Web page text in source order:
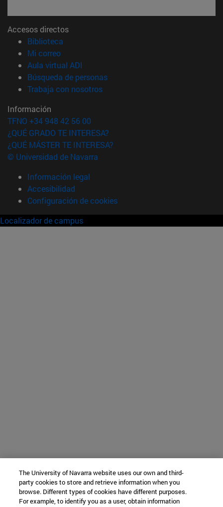
Accesos directos
Biblioteca
Mi correo(abre en nueva ventana)
Aula virtual ADI
Búsqueda de personas(abre en nueva ventana)
Trabaja con nosotros(abre en nueva ventana)
Información
TFNO +34 948 42 56 00
¿QUÉ GRADO TE INTERESA?
¿QUÉ MÁSTER TE INTERESA?
© Universidad de Navarra
Información legal
Accesibilidad
Configuración de cookies
Localizador de campus
The University of Navarra website uses our own and third-
party cookies to store and retrieve information when you
browse. Different types of cookies have different purposes.
For example, to identify you as a user, obtain information